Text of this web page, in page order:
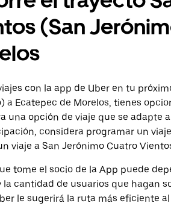
(San
con la app de Uber en tu
a Ecatepec de Morelos, tienes
una opción de viaje que se adapte
considera programar un
viaje a San Jerónimo Cuatro
tome el socio de la App puede
la cantidad de usuarios que hagan
le sugerirá la ruta más eficiente